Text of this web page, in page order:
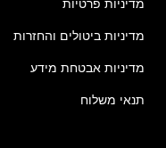
מדיניות פרטיות
מדיניות ביטולים והחזרות
מדיניות אבטחת מידע
תנאי משלוח